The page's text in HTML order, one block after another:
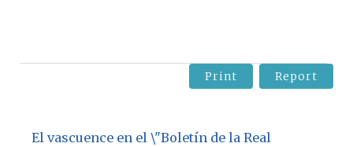
Print Report
El vascuence en el \"Boletín de la Real